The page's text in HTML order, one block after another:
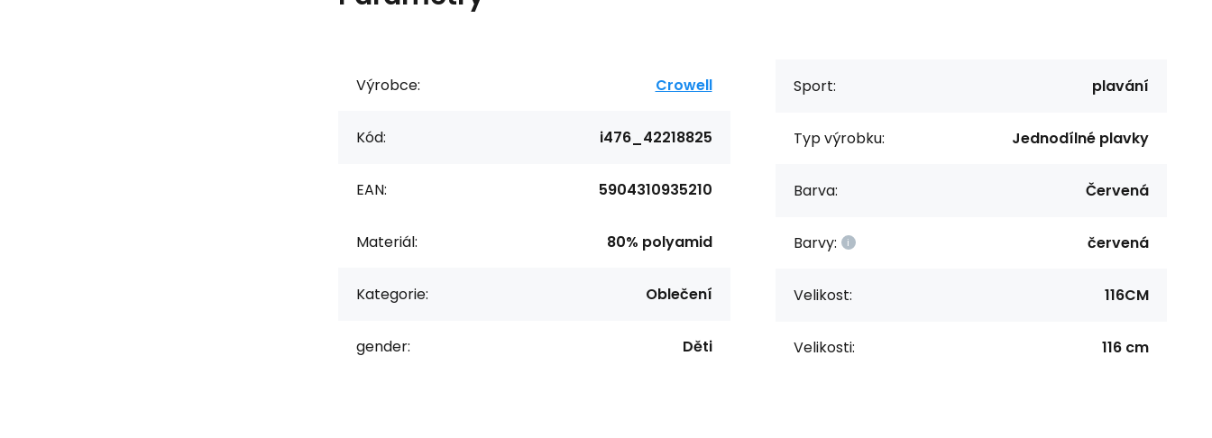
Výrobce: Crowell
Kód: i476_42218825
EAN: 5904310935210
Materiál: 80% polyamid
Kategorie: Oblečení
gender: Děti
Sport: plavání
Typ výrobku: Jednodílné plavky
Barva: Červená
Barvy: červená
Velikost: 116CM
Velikosti: 116 cm